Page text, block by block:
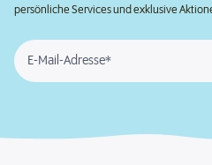
persönliche Services und exklusive
E-Mail-Adresse*